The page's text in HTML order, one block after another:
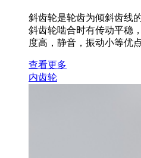
斜齿轮是轮齿为倾斜齿线
斜齿轮啮合时有传动平稳
度高，静音，振动小等优
查看更多
内齿轮